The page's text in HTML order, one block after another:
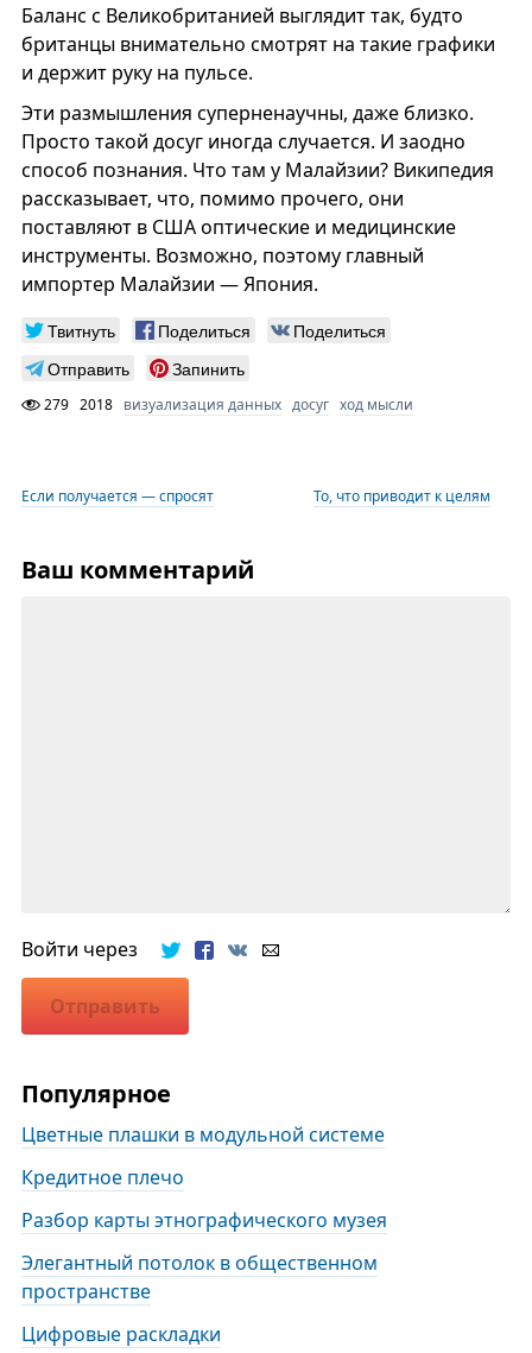
Баланс с Великобританией выглядит так, будто
британцы внимательно смотрят на такие графики
и держит руку на пульсе.
Эти размышления суперненаучны, даже близко.
Просто такой досуг иногда случается. И заодно
способ познания. Что там у Малайзии? Википедия
рассказывает, что, помимо прочего, они
поставляют в США оптические и медицинские
инструменты. Возможно, поэтому главный
импортер Малайзии — Япония.
Твитнуть Поделиться
Поделиться
Отправить
Запинить
279 2018 визуализация данных досуг ход мысли
Если получается — спросят То, что приводит к целям
Ваш комментарий
Войти через
Отправить
Популярное
Цветные плашки в модульной системе
Кредитное плечо
Разбор карты этнографического музея
Элегантный потолок в общественном
пространстве
Цифровые раскладки